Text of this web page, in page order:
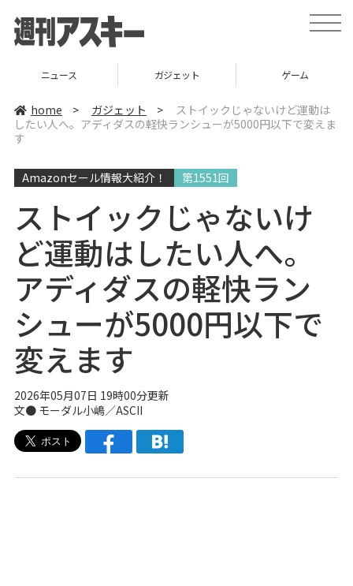
t
o
v
i
ニュース ガジェット ゲーム
home > ガジェット >
ストイックじゃないけど運動は
したい人へ。アディダスの軽快ランシューが5000円以下で変えま
す
Amazonセール情報大紹介！ 第1551回
ストイックじゃないけ
ど運動はしたい人へ。
アディダスの軽快ラン
シューが5000円以下で
変えます
2026年05月07日 19時00分更新
文● モーダル小嶋／ASCII